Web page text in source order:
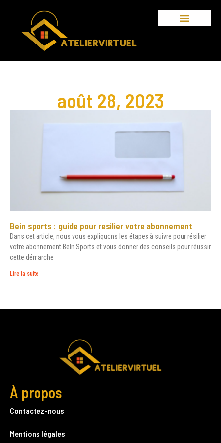
août 28, 2023
Bein sports : guide pour resilier votre abonnement
Dans cet article, nous vous expliquons les étapes à suivre pour résilier
votre abonnement BeIn Sports et vous donner des conseils pour réussir
cette démarche
Lire la suite
À propos
Contactez-nous
Mentions légales